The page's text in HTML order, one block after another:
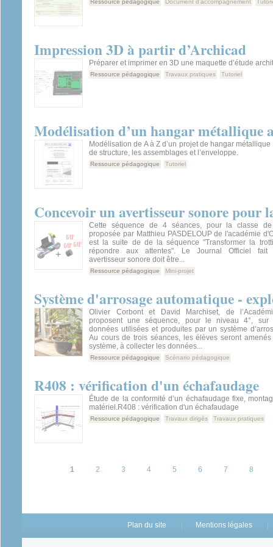
Ressource pédagogique Document d'accompagnement
Impression 3D à partir d’Archicad
Préparer et imprimer en 3D une maquette d’étude
Ressource pédagogique Travaux pratiques Tutoriel
Modélisation d’un hangar métallique
Modélisation de A à Z d’un projet de hangar
de structure, les assemblages et l’enveloppe.
Ressource pédagogique Tutoriel
Concevoir un avertisseur sonore pour
Cette séquence de 4 séances, pour la classe
proposée par Matthieu PASDELOUP de l'académie
est la suite de de la séquence "Transformer la
répondre aux attentes". Le Journal Officiel fait
avertisseur sonore doit être...
Ressource pédagogique Mini-projet
Système d'arrosage automatique -
Olivier Corbont et David Marchiset, de
proposent une séquence, pour le niveau 4°, sur
données utilisées et produites par un système
Au cours de trois séances, les élèves seront
système, à collecter les données...
Ressource pédagogique Scénario pédagogique
R408 : vérification d'un échafaudage
Étude de la conformité d’un échafaudage fixe,
matériel.R408 : vérification d'un échafaudage
Ressource pédagogique Travaux dirigés Travaux pratiques
1 2 3 4 5 6 7 8
Plan du site Mentions légales